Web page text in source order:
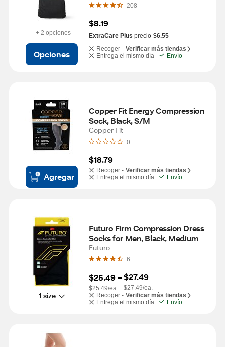
+ 2 opciones
Opciones
208
$8.19
ExtraCare Plus precio $6.55
Recoger - Verificar más tiendas
Entrega el mismo día
Envío
Agregar
Copper Fit Energy Compression
Sock, Black, S/M
Copper Fit
0
$18.79
Recoger - Verificar más tiendas
Entrega el mismo día
Envío
1 size
Futuro Firm Compression Dress
Socks for Men, Black, Medium
Futuro
6
$25.49 –
$25.49/ea.
$27.49
$27.49/ea.
Recoger - Verificar más tiendas
Entrega el mismo día
Envío